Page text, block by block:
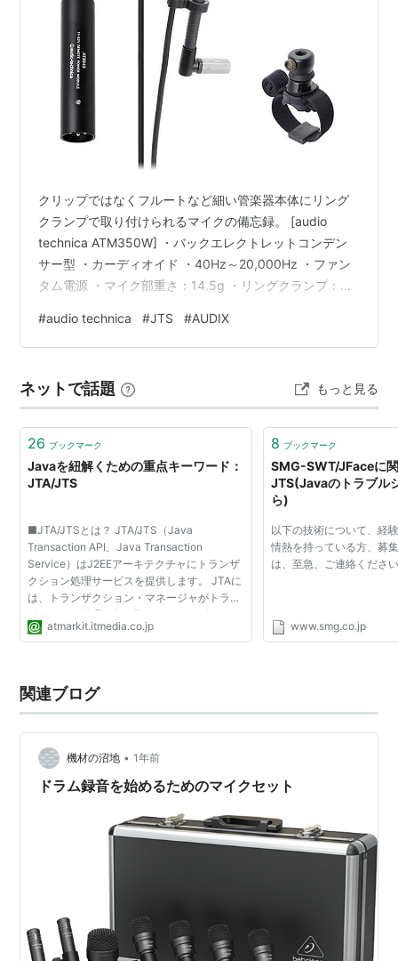
クリップではなくフルートなど細い管楽器本体にリング
クランプで取り付けられるマイクの備忘録。 [audio
technica ATM350W] ・バックエレクトレットコンデン
サー型 ・カーディオイド ・40Hz～20,000Hz ・ファン
タム電源 ・マイク部重さ：14.5g ・リングクランプ：
コンデンサー型 ・無指向 ・20Hz～20,000Hz ・ファン
タム電源 ・マイク部重さ：8g ・リングクランプ：CX-
[AUDIX MC-…
#audio technica #JTS #AUDIX
ネットで話題 もっと見る
26 ブックマーク
Javaを紐解くための重点キーワード：
JTA/JTS
■JTA/JTSとは？ JTA/JTS（Java
Transaction API、Java Transaction
Service）はJ2EEアーキテクチャにトランザ
クション処理サービスを提供します。 JTAに
は、トランザクション・マネージャがトラン
ザクション処理を行う際に、トランザクショ
ンに関与する各種コンポーネントとの間で必
atmarkit.itmedia.co.jp
8 ブックマーク
SMG-SWT/JFaceに
JTS(Javaのトラブル
ら)
以下の技術について、経
情熱を持っている方、募
は、至急、ご連絡くださ
www.smg.co.jp
関連ブログ
機材の沼地 • 1年前
ドラム録音を始めるためのマイクセット